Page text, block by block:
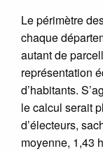
Le périmètre
chaque
autant de
représentation
d’habitants.
le calcul serait
d’électeurs,
moyenne, 1,43